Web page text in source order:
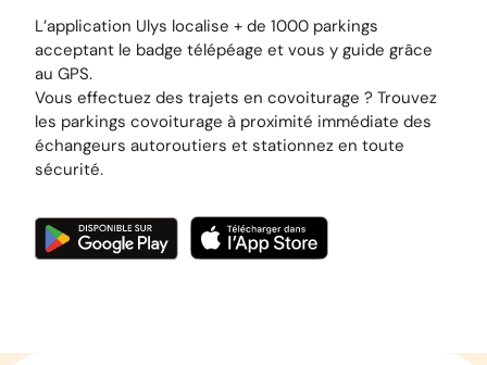
L’application Ulys localise + de 1000 parkings
acceptant le badge télépéage et vous y guide grâce
au GPS.
Vous effectuez des trajets en covoiturage ? Trouvez
les parkings covoiturage à proximité immédiate des
échangeurs autoroutiers et stationnez en toute
sécurité.